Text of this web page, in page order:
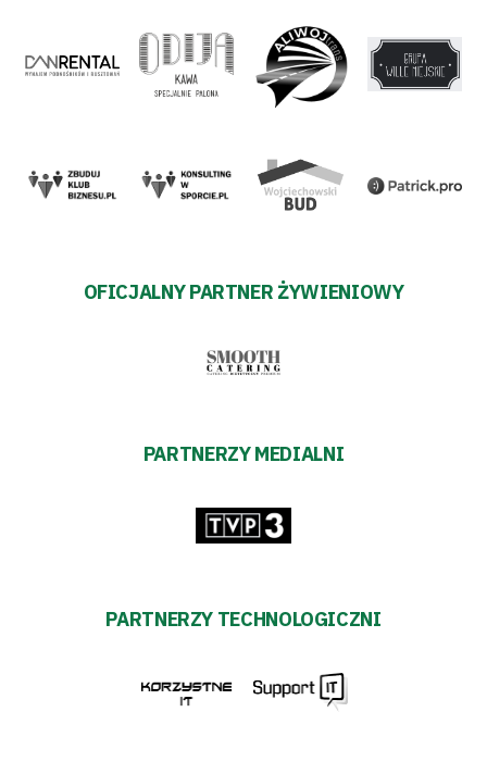
OFICJALNY PARTNER ŻYWIENIOWY
PARTNERZY MEDIALNI
PARTNERZY TECHNOLOGICZNI